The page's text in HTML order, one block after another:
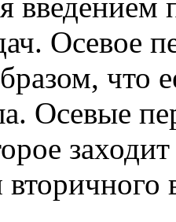
Осевое
Осевые